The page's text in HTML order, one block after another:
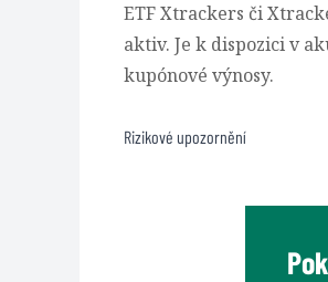
ETF Xtrackers či
aktiv. Je k dispozici v
kupónové výnosy.
Rizikové upozornění